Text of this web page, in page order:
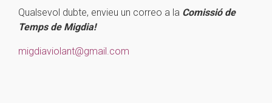
Qualsevol dubte, envieu un correo a la Comissió de
Temps de Migdia!
migdiaviolant@gmail.com